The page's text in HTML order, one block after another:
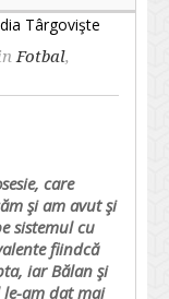
Fotbal,
care
şi am avut şi
sistemul cu
fiindcă
iar Bălan şi
le-am dat mai